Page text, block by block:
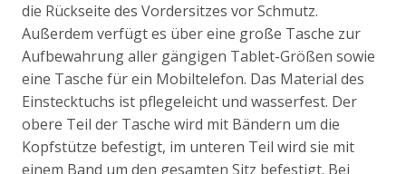
die Rückseite des Vordersitzes vor Schmutz.
Außerdem verfügt es über eine große Tasche zur
Aufbewahrung aller gängigen Tablet-Größen sowie
eine Tasche für ein Mobiltelefon. Das Material des
Einstecktuchs ist pflegeleicht und wasserfest. Der
obere Teil der Tasche wird mit Bändern um die
Kopfstütze befestigt, im unteren Teil wird sie mit
einem Band um den gesamten Sitz befestigt. Bei